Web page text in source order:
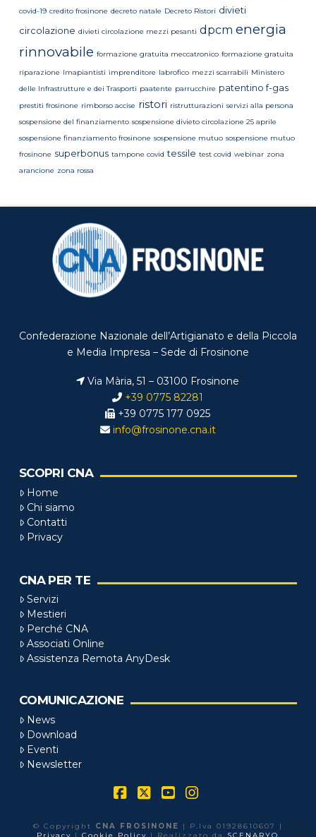
covid-19 credito frosinone decreto natale Decreto Ristori divieti
circolazione divieti circolazione mezzi pesanti dpcm energia
rinnovabile formazione gratuita meccatronico formazione gratuita
riparazione Imapiantisti imprenditore labrofico mezzi scarrabili Ministero
delle Infrastrutture e dei Trasporti paatente parrucchire patentino f-gas
prestiti frosinone rimborso accise ristori ristrutturazioni servizi alla persona
sospensione del finanziamento sospensione divieto circolazione 25 aprile
sospensione finanziamento frosinone sospensione mutuo sospensione mutuo
frosinone superbonus tampone covid tessile test covid webinar zona
arancione zona rossa
Confederazione Nazionale dell’Artigianato e della Piccola
e Media Impresa – Sede di Frosinone
Via Mària, 51 – 03100 Frosinone
+39 0775 82281
+39 0775 177 0925
info@frosinone.cna.it
SCOPRI CNA
Home
Chi siamo
Contatti
Privacy
CNA PER TE
Servizi
Mestieri
Perché CNA
Associati Online
Assistenza Remota AnyDesk
COMUNICAZIONE
News
Download
Eventi
Newsletter
© Copyright CNA FROSINONE
| P.Iva 01928610607 |
Privacy |Cookie Policy | Realizzato da SCENARYO